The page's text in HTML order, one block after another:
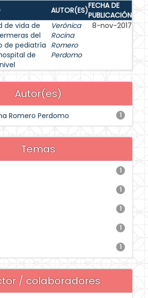
AUTOR(ES)FECHA DE
PUBLICACIÓN
de vida de
del
de pediatría
de
Verónica
Rocina
Romero
Perdomo
8-nov-2017
Autor(es)
1
Romero Perdomo
Temas
1
1
1
1
1
/ colaboradores